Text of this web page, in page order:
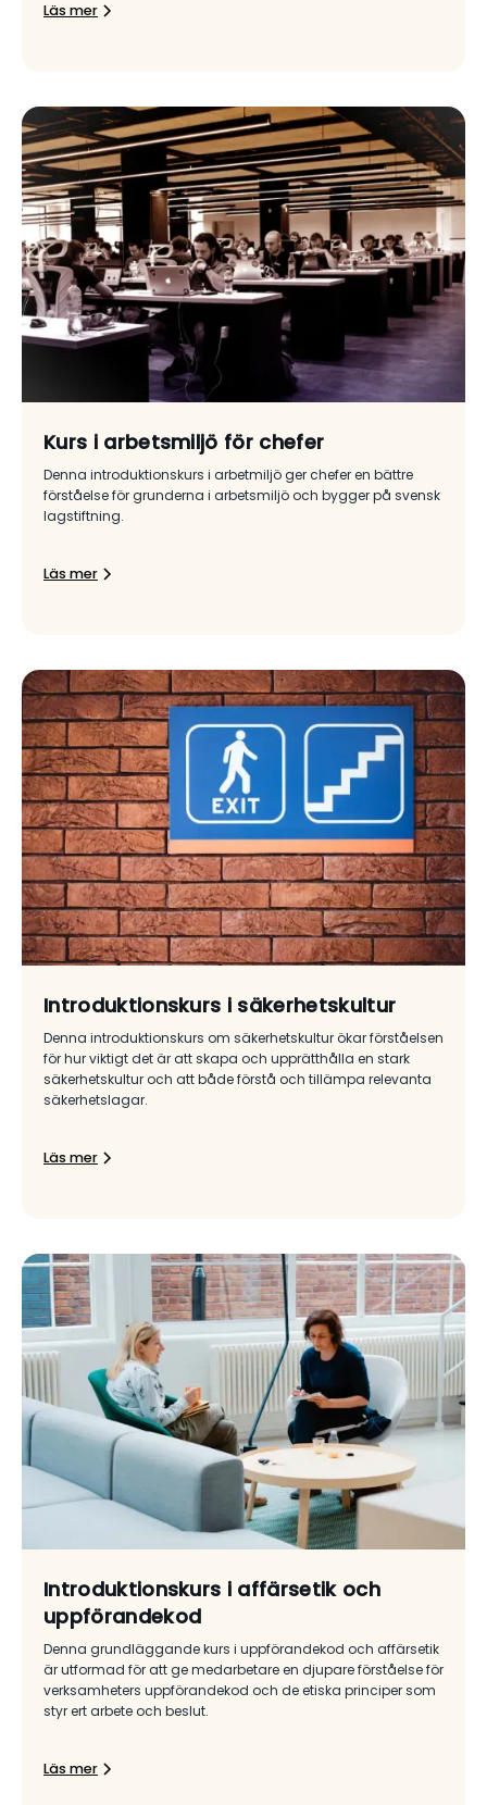
Läs mer
Kurs i arbetsmiljö för chefer
Denna introduktionskurs i arbetmiljö ger chefer en bättre
förståelse för grunderna i arbetsmiljö och bygger på svensk
lagstiftning.
Läs mer
Introduktionskurs i säkerhetskultur
Denna introduktionskurs om säkerhetskultur ökar förståelsen
för hur viktigt det är att skapa och upprätthålla en stark
säkerhetskultur och att både förstå och tillämpa relevanta
säkerhetslagar.
Läs mer
Introduktionskurs i affärsetik och
uppförandekod
Denna grundläggande kurs i uppförandekod och affärsetik
är utformad för att ge medarbetare en djupare förståelse för
verksamheters uppförandekod och de etiska principer som
styr ert arbete och beslut.
Läs mer